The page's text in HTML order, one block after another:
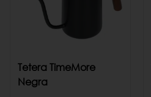
Tetera TimeMore
Negra